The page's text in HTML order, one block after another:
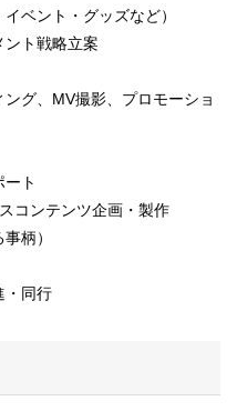
ベント・グッズなど）
ト戦略立案
グ、MV撮影、プロモーショ
ト
コンテンツ企画・製作
柄）
・同行